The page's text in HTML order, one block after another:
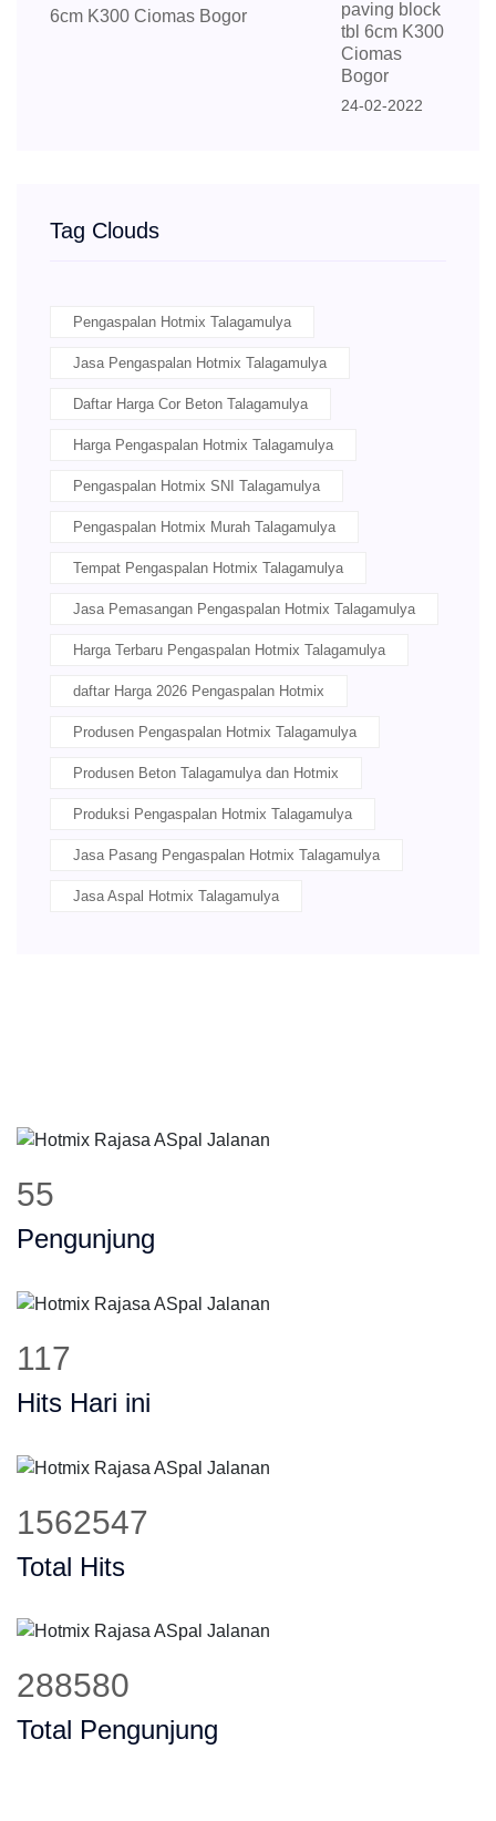
paving block
tbl 6cm K300
Ciomas
Bogor
24-02-2022
Tag Clouds
Pengaspalan Hotmix Talagamulya
Jasa Pengaspalan Hotmix Talagamulya
Daftar Harga Cor Beton Talagamulya
Harga Pengaspalan Hotmix Talagamulya
Pengaspalan Hotmix SNI Talagamulya
Pengaspalan Hotmix Murah Talagamulya
Tempat Pengaspalan Hotmix Talagamulya
Jasa Pemasangan Pengaspalan Hotmix Talagamulya
Harga Terbaru Pengaspalan Hotmix Talagamulya
daftar Harga 2026 Pengaspalan Hotmix
Produsen Pengaspalan Hotmix Talagamulya
Produsen Beton Talagamulya dan Hotmix
Produksi Pengaspalan Hotmix Talagamulya
Jasa Pasang Pengaspalan Hotmix Talagamulya
Jasa Aspal Hotmix Talagamulya
66
Pengunjung
140
Hits Hari ini
1884420
Total Hits
348026
Total Pengunjung